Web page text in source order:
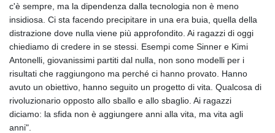
c'è sempre, ma la dipendenza dalla tecnologia non è meno
insidiosa. Ci sta facendo precipitare in una era buia, quella della
distrazione dove nulla viene più approfondito. Ai ragazzi di oggi
chiediamo di credere in se stessi. Esempi come Sinner e Kimi
Antonelli, giovanissimi partiti dal nulla, non sono modelli per i
risultati che raggiungono ma perché ci hanno provato. Hanno
avuto un obiettivo, hanno seguito un progetto di vita. Qualcosa di
rivoluzionario opposto allo sballo e allo sbaglio. Ai ragazzi
diciamo: la sfida non è aggiungere anni alla vita, ma vita agli
anni".